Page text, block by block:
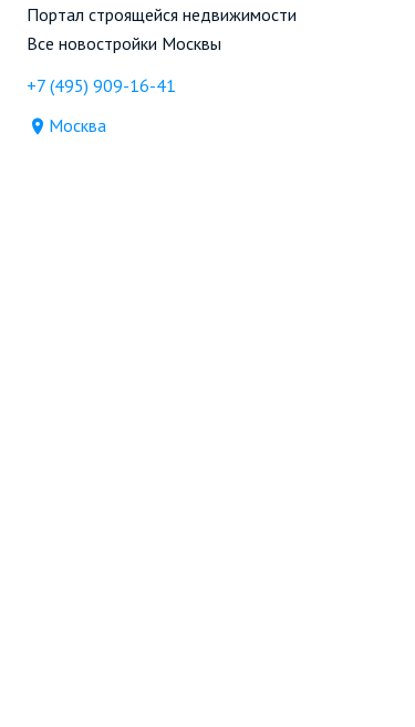
Портал строящейся недвижимости
Все новостройки Москвы
+7 (495) 909-16-41
Москва